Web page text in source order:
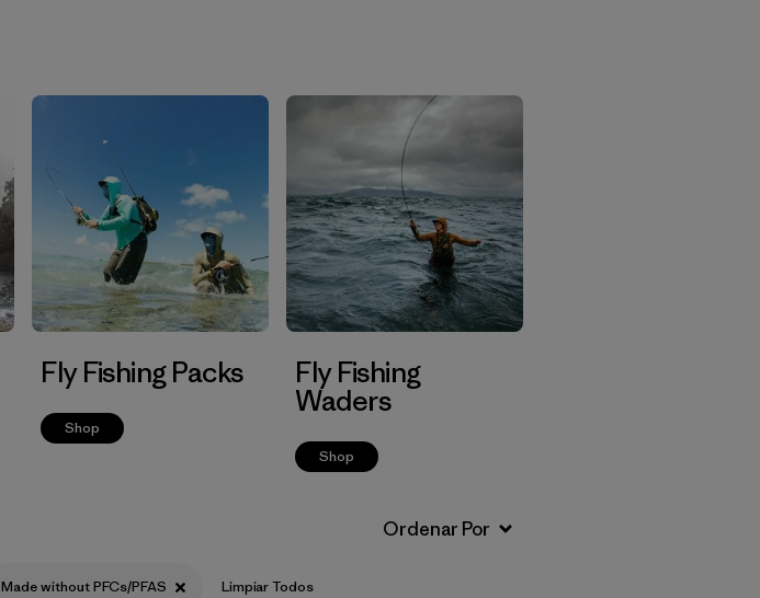
Fly Fishing Packs
Shop
Fly Fishing
Waders
Shop
Made without PFCs/PFAS Limpiar Todos